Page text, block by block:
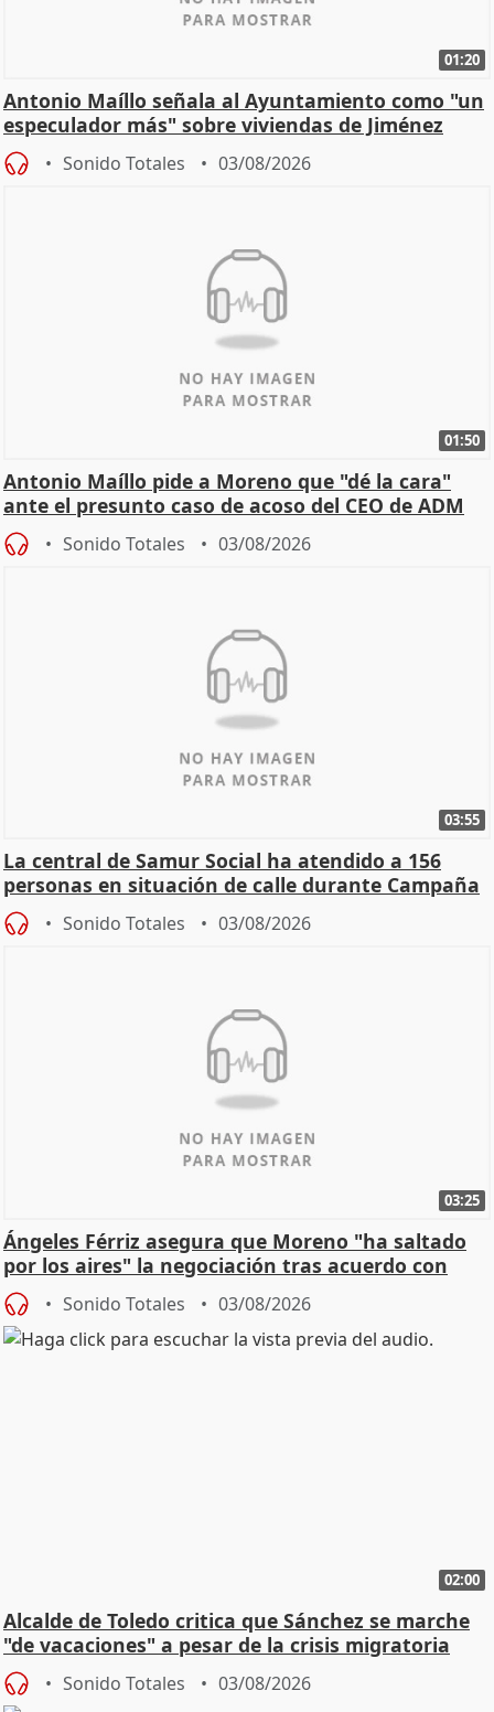
01:20
Antonio Maíllo señala al Ayuntamiento como "un
especulador más" sobre viviendas de Jiménez
Becerril
Sonido Totales 03/08/2026
01:50
Antonio Maíllo pide a Moreno que "dé la cara"
ante el presunto caso de acoso del CEO de ADM
Sonido Totales 03/08/2026
03:55
La central de Samur Social ha atendido a 156
personas en situación de calle durante Campaña
de Calor
Sonido Totales 03/08/2026
03:25
Ángeles Férriz asegura que Moreno "ha saltado
por los aires" la negociación tras acuerdo con
SMA
Sonido Totales 03/08/2026
02:00
Alcalde de Toledo critica que Sánchez se marche
"de vacaciones" a pesar de la crisis migratoria
Sonido Totales 03/08/2026